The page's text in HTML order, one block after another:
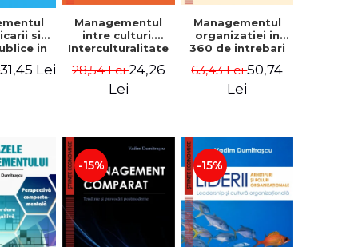
si
in
31,45 Lei
Managementul
intre culturi.
Interculturalitate
management
comparat -
28,54 Lei24,26
Lei
Managementul
organizatiei in
360 de intrebari
comentate - Ion
Verboncu
63,43 Lei50,74
Lei
-15% -15%